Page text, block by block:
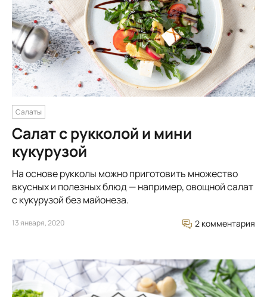
Салаты
Салат с рукколой и мини
кукурузой
На основе рукколы можно приготовить множество
вкусных и полезных блюд — например, овощной салат
с кукурузой без майонеза.
13 января, 2020 2 комментария